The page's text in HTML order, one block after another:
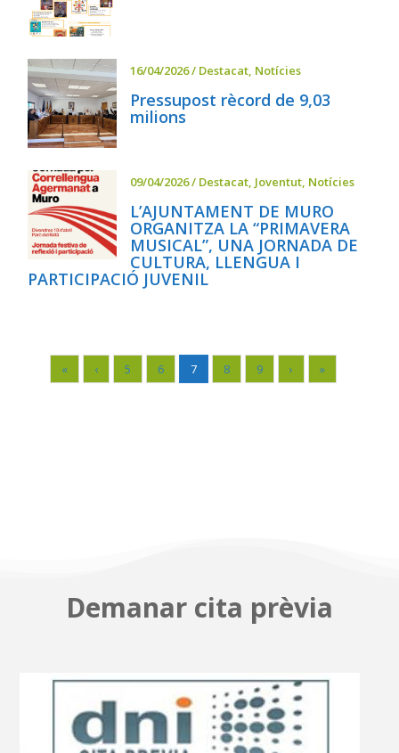
16/04/2026/ Destacat, Notícies
Pressupost rècord de 9,03
milions
09/04/2026/ Destacat, Joventut, Notícies
L’AJUNTAMENT DE MURO
ORGANITZA LA “PRIMAVERA
MUSICAL”, UNA JORNADA DE
CULTURA, LLENGUA I
PARTICIPACIÓ JUVENIL
« ‹ 5 6 7 8 9 › »
Demanar cita prèvia